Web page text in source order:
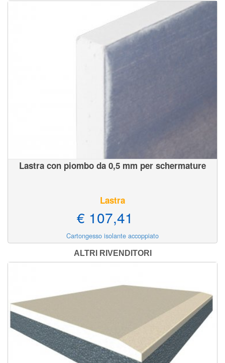
Lastra con piombo da 0,5 mm per schermature
Lastra
€ 107,41
Cartongesso isolante accoppiato
ALTRI RIVENDITORI